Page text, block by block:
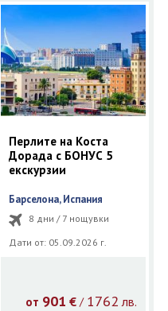
КОНТАКТИ
Запитване
Перлите на Коста
Дорада с БОНУС 5
екскурзии
Барселона, Испания
8 дни / 7 нощувки
Дати от: 05.09.2026 г.
от 901 € / 1762 лв.